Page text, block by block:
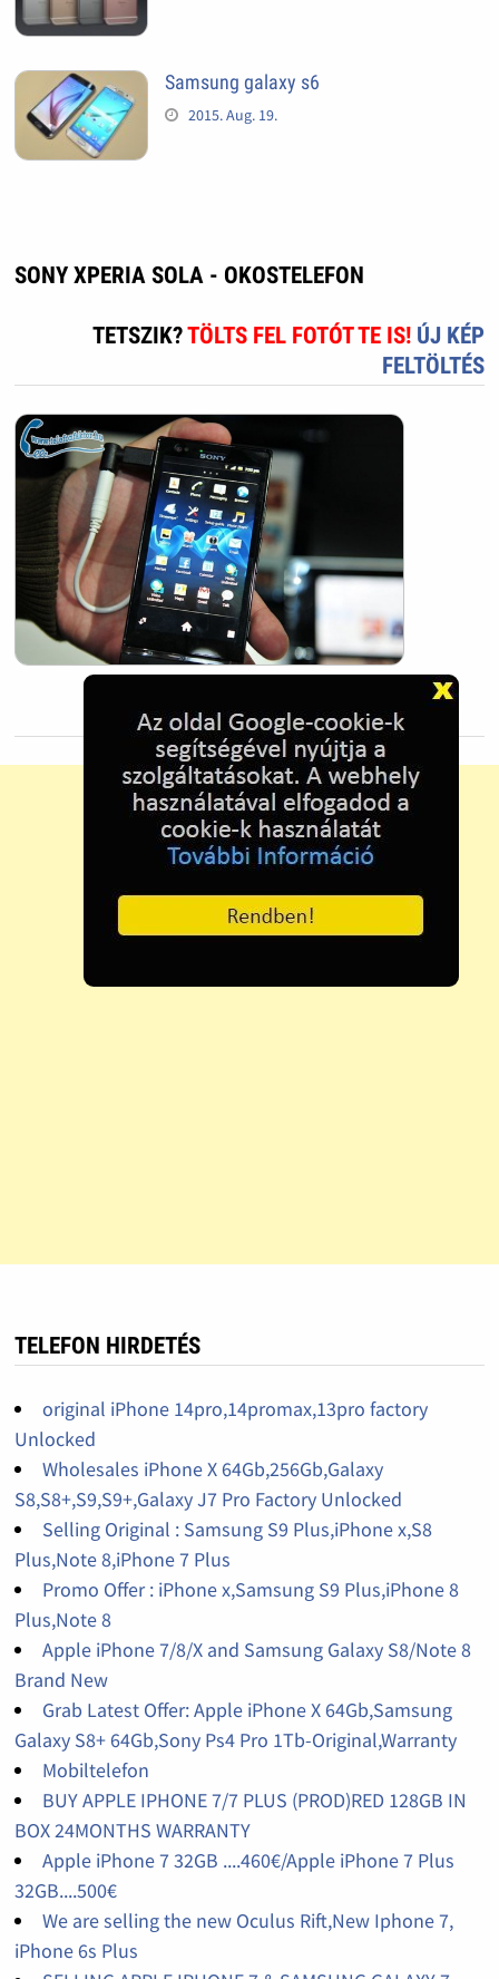
Samsung galaxy s6
2015. Aug. 19.
SONY XPERIA SOLA - OKOSTELEFON
TETSZIK?TÖLTS FEL FOTÓT TE IS! ÚJ KÉP
FELTÖLTÉS
TELEFON HIRDETÉS
original iPhone 14pro,14promax,13pro factory
Unlocked
Wholesales iPhone X 64Gb,256Gb,Galaxy
S8,S8+,S9,S9+,Galaxy J7 Pro Factory Unlocked
Selling Original : Samsung S9 Plus,iPhone x,S8
Plus,Note 8,iPhone 7 Plus
Promo Offer : iPhone x,Samsung S9 Plus,iPhone 8
Plus,Note 8
Apple iPhone 7/8/X and Samsung Galaxy S8/Note 8
Brand New
Grab Latest Offer: Apple iPhone X 64Gb,Samsung
Galaxy S8+ 64Gb,Sony Ps4 Pro 1Tb-Original,Warranty
Mobiltelefon
BUY APPLE IPHONE 7/7 PLUS (PROD)RED 128GB IN
BOX 24MONTHS WARRANTY
Apple iPhone 7 32GB ....460€/Apple iPhone 7 Plus
32GB....500€
We are selling the new Oculus Rift,New Iphone 7,
iPhone 6s Plus